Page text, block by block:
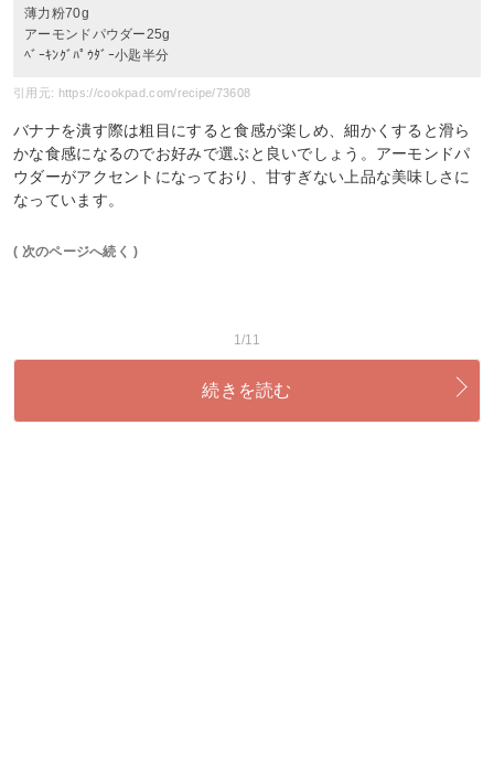
薄力粉70g
アーモンドパウダー25g
ﾍﾞｰｷﾝｸﾞﾊﾟｳﾀﾞｰ小匙半分
引用元: https://cookpad.com/recipe/73608
バナナを潰す際は粗目にすると食感が楽しめ、細かくすると滑ら
かな食感になるのでお好みで選ぶと良いでしょう。アーモンドパ
ウダーがアクセントになっており、甘すぎない上品な美味しさに
なっています。
( 次のページへ続く )
1/11
続きを読む